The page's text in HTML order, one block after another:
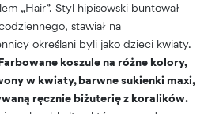
„Hair”. Styl hipisowski buntował
stawiał na
określani byli jako dzieci kwiaty.
koszule na różne kolory,
w kwiaty, barwne sukienki maxi,
ręcznie biżuterię z koralików.